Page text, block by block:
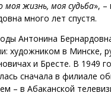
жизнь, моя судьба», –
много лет спустя.
Антонина
художником в Минске,
и Бресте. В 1949
сначала в филиале
– в Абаканской